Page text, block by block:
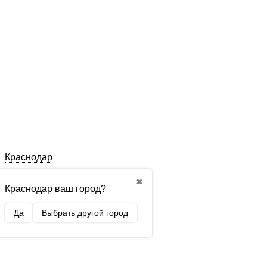
Краснодар
✖
Краснодар ваш город?
Да Выбрать другой город